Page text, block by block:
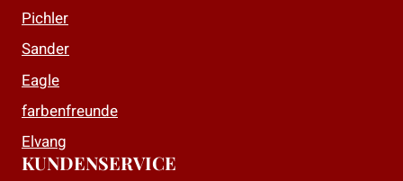
gewählt
werden
Pichler
Sander
Eagle
farbenfreunde
Elvang
KUNDENSERVICE